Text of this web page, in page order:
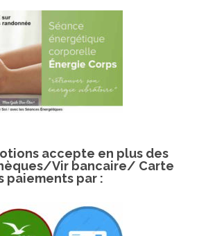
accepte en plus des
Vir bancaire/ Carte
paiements par :